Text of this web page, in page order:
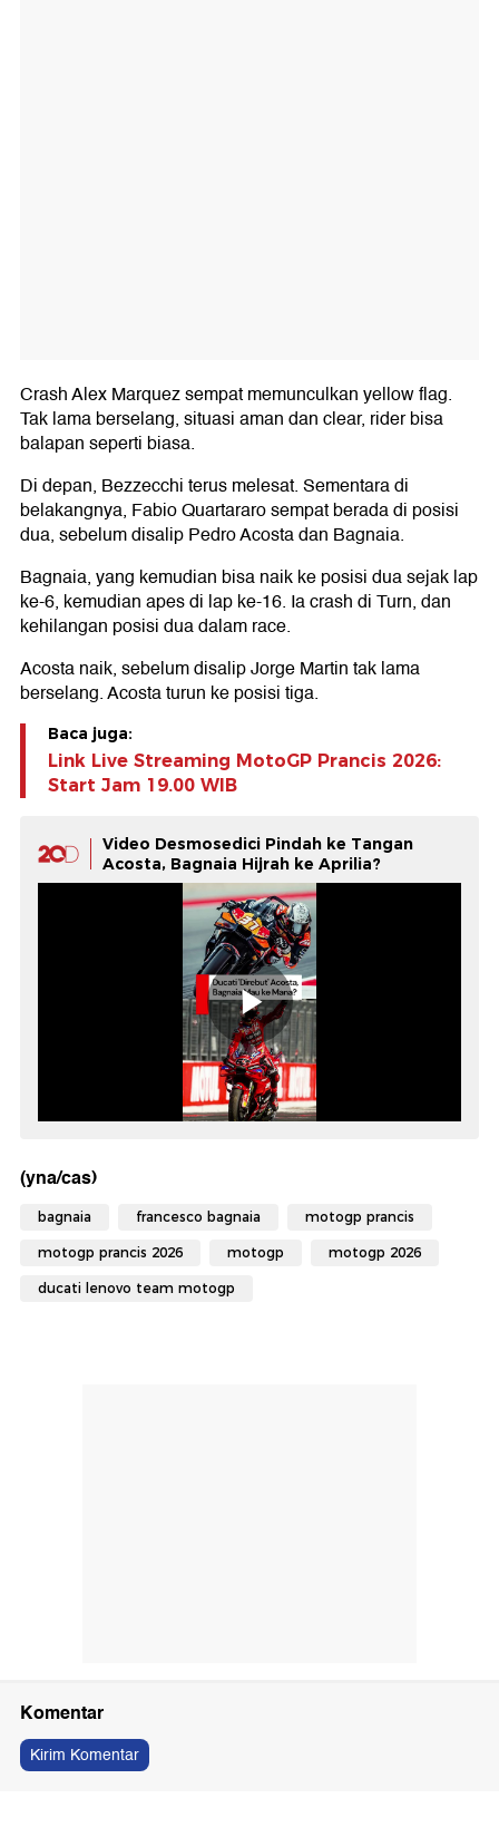
Crash Alex Marquez sempat memunculkan yellow flag.
Tak lama berselang, situasi aman dan clear, rider bisa
balapan seperti biasa.
Di depan, Bezzecchi terus melesat. Sementara di
belakangnya, Fabio Quartararo sempat berada di posisi
dua, sebelum disalip Pedro Acosta dan Bagnaia.
Bagnaia, yang kemudian bisa naik ke posisi dua sejak lap
ke-6, kemudian apes di lap ke-16. Ia crash di Turn, dan
kehilangan posisi dua dalam race.
Acosta naik, sebelum disalip Jorge Martin tak lama
berselang. Acosta turun ke posisi tiga.
Baca juga:
Link Live Streaming MotoGP Prancis 2026:
Start Jam 19.00 WIB
Video Desmosedici Pindah ke Tangan
Acosta, Bagnaia Hijrah ke Aprilia?
(yna/cas)
bagnaia francesco bagnaia motogp prancis
motogp prancis 2026 motogp motogp 2026
ducati lenovo team motogp
Komentar
Kirim Komentar